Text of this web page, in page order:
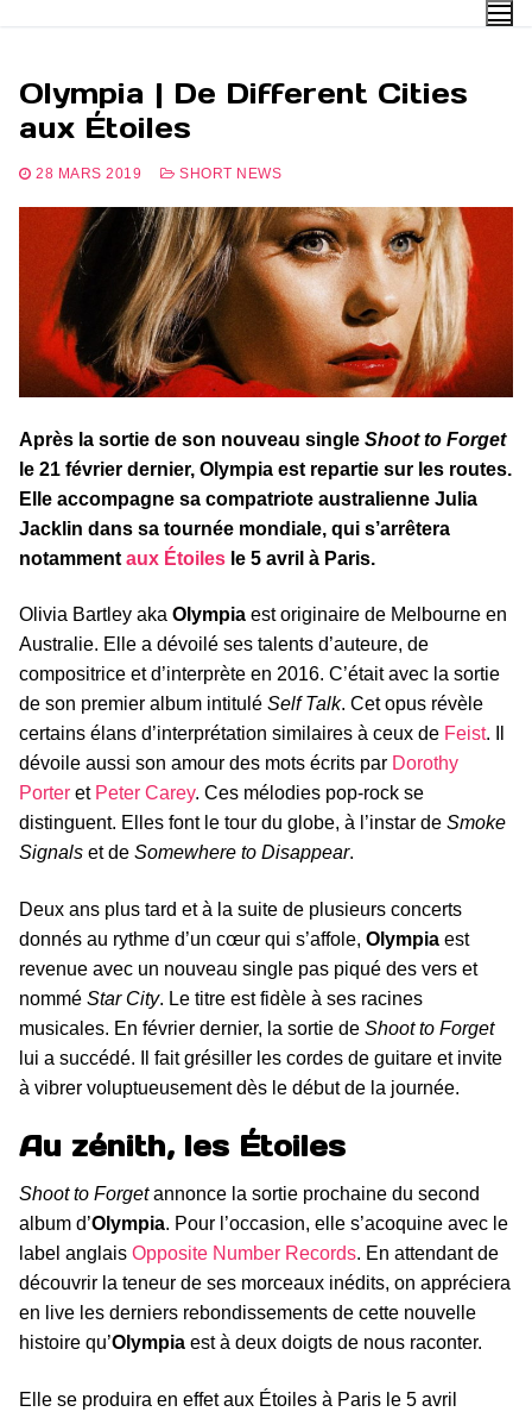
Olympia | De Different Cities
aux Étoiles
28 MARS 2019 SHORT NEWS
Après la sortie de son nouveau single Shoot to Forget
le 21 février dernier, Olympia est repartie sur les routes.
Elle accompagne sa compatriote australienne Julia
Jacklin dans sa tournée mondiale, qui s’arrêtera
notamment aux Étoiles le 5 avril à Paris.
Olivia Bartley aka Olympia est originaire de Melbourne en
Australie. Elle a dévoilé ses talents d’auteure, de
compositrice et d’interprète en 2016. C’était avec la sortie
de son premier album intitulé Self Talk. Cet opus révèle
certains élans d’interprétation similaires à ceux de Feist. Il
dévoile aussi son amour des mots écrits par Dorothy
Porter et Peter Carey. Ces mélodies pop-rock se
distinguent. Elles font le tour du globe, à l’instar de Smoke
Signals et de Somewhere to Disappear.
Deux ans plus tard et à la suite de plusieurs concerts
donnés au rythme d’un cœur qui s’affole, Olympia est
revenue avec un nouveau single pas piqué des vers et
nommé Star City. Le titre est fidèle à ses racines
musicales. En février dernier, la sortie de Shoot to Forget
lui a succédé. Il fait grésiller les cordes de guitare et invite
à vibrer voluptueusement dès le début de la journée.
Au zénith, les Étoiles
Shoot to Forgetannonce la sortie prochaine du second
album d’Olympia. Pour l’occasion, elle s’acoquine avec le
label anglais Opposite Number Records. En attendant de
découvrir la teneur de ses morceaux inédits, on appréciera
en live les derniers rebondissements de cette nouvelle
histoire qu’Olympia est à deux doigts de nous raconter.
Elle se produira en effet aux Étoiles à Paris le 5 avril